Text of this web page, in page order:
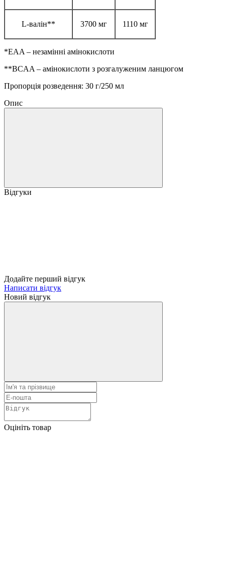
L-валін** 3700 мг 1110 мг
*EAA – незамінні амінокислоти
**BCAA – амінокислоти з розгалуженим ланцюгом
Пропорція розведення: 30 г/250 мл
Опис
Відгуки
Додайте перший відгук
Написати відгук
Новий відгук
Оцініть товар